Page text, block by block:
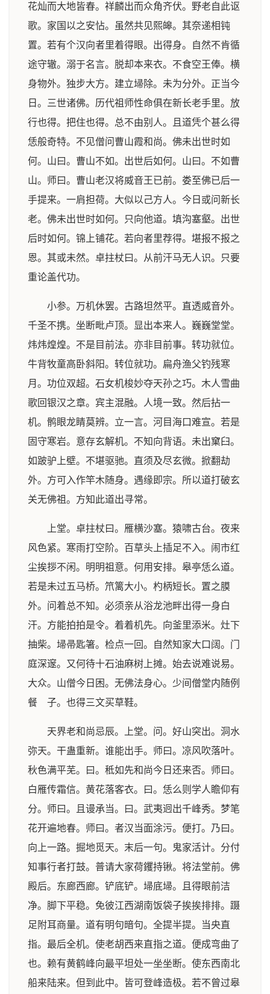
花灿而大地皆春。祥麟出而众角齐伏。野老自此讴
歌。家国以之安怗。虽然共见熙皞。其奈递相钝
置。若有个汉向者里着得眼。出得身。自然不肯循
途守辙。溺于名言。脱却本来衣。不食空王俸。横
身物外。独步大方。建立埽除。未为分外。正当今
日。三世诸佛。历代祖师性命俱在新长老手里。放
行也得。把住也得。总不由别人。且道凭个甚么得
恁般奇特。不见僧问曹山霞和尚。佛未出世时如
何。山曰。曹山不如。出世后如何。山曰。不如曹
山。师曰。曹山老汉将威音王已前。娄至佛已后一
手提来。一肩担荷。大似以己方人。今日或问新长
老。佛未出世时如何。只向他道。填沟塞壑。出世
后时如何。锦上铺花。若向者里荐得。堪报不报之
恩。其或未然。卓拄杖曰。从前汗马无人识。只要
重论盖代功。
小参。万机休罢。古路坦然平。直透威音外。
千圣不携。坐断毗卢顶。显出本来人。巍巍堂堂。
炜炜煌煌。不是目前法。亦非目前事。转功就位。
牛背牧童高卧斜阳。转位就功。扁舟渔父钓残寒
月。功位双超。石女机梭妙夺天孙之巧。木人雪曲
歌回银汉之章。宾主混融。人境一致。然后拈一
机。鹘眼龙睛莫辨。立一言。河目海口难宣。若是
固守寒岩。意存玄解机。不知向背语。未出窠臼。
如跛驴上壁。不堪驱驰。直须及尽玄微。掀翻劫
外。方可入作竿木随身。遇缘即宗。所以道打破玄
关无佛祖。方知此道出寻常。
上堂。卓拄杖曰。雁横沙塞。猿啸古台。夜来
风色紧。寒雨打空阶。百草头上插足不入。闹市红
尘挨拶不闲。明明祖意。何用安排。皋亭恁么道。
若是未过五马桥。笊篱大小。杓柄短长。置之膜
外。问着总不知。必须亲从浴龙池畔出得一身白
汗。方能拍拍是令。着着机先。向釜里添米。灶下
抽柴。埽帚匙箸。检点一回。自然知家大口阔。门
庭深邃。又何待十石油麻树上摊。始去说难说易。
大众。山僧今日困。无佛法身心。少间僧堂内随例
餐 子。也得三文买草鞋。
天界老和尚忌辰。上堂。问。好山突出。洞水
弥天。干蛊重新。谁能出手。师曰。凉风吹落叶。
秋色满平芜。曰。秪如先和尚今日还来否。师曰。
白雁传霜信。黄花落客衣。曰。恁么则学人瞻仰有
分。师曰。且谩承当。曰。武夷迥出千峰秀。梦笔
花开遍地春。师曰。者汉当面涂污。便打。乃曰。
向上一路。掘地觅天。末后一句。鬼家活计。分付
知事行者打鼓。普请大家荷钁持锹。将法堂前。佛
殿后。东廊西廊。铲底铲。埽底埽。且得眼前洁
净。脚下平稳。免彼江西湖南饭袋子挨挨排排。蹑
足附耳商量。道有明句暗句。全提半提。当央直
指。最后全机。使老胡西来直指之道。便成弯曲了
也。赖有黄鹤峰向最平坦处一坐坐断。使东西南北
船来陆来。但到此中。皆可登峰造极。若不曾过皋